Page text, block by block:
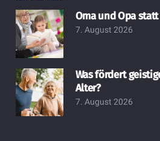
Oma und Opa
7. August 2026
Was fördert
Alter?
7. August 2026